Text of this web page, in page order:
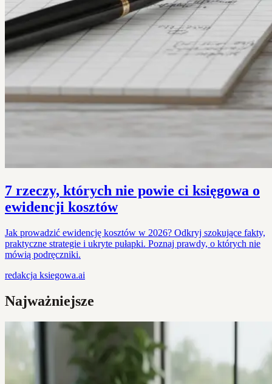
7 rzeczy, których nie powie ci księgowa o
ewidencji kosztów
Jak prowadzić ewidencję kosztów w 2026? Odkryj szokujące fakty,
praktyczne strategie i ukryte pułapki. Poznaj prawdy, o których nie
mówią podręczniki.
redakcja ksiegowa.ai
Najważniejsze